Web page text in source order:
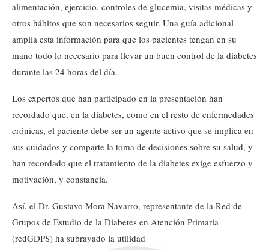
alimentación, ejercicio, controles de glucemia, visitas médicas y
otros hábitos que son necesarios seguir. Una guía adicional
amplía esta información para que los pacientes tengan en su
mano todo lo necesario para llevar un buen control de la diabetes
durante las 24 horas del día.
Los expertos que han participado en la presentación han
recordado que, en la diabetes, como en el resto de enfermedades
crónicas, el paciente debe ser un agente activo que se implica en
sus cuidados y comparte la toma de decisiones sobre su salud, y
han recordado que el tratamiento de la diabetes exige esfuerzo y
motivación, y constancia.
Así, el Dr. Gustavo Mora Navarro, representante de la Red de
Grupos de Estudio de la Diabetes en Atención Primaria
(redGDPS) ha subrayado la utilidad